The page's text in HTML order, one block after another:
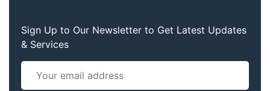
Sign Up to Our Newsletter to Get Latest Updates
& Services